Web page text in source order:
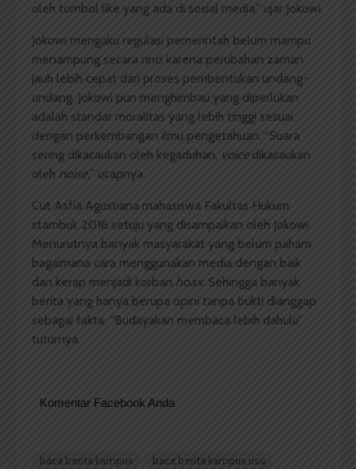
oleh tombol like yang ada di sosial media,” ujar Jokowi.
Jokowi mengaku regulasi pemerintah belum mampu
menampung secara rinci karena perubahan zaman
jauh lebih cepat dari proses pembentukan undang-
undang. Jokowi pun menghimbau yang diperlukan
adalah standar moralitas yang lebih tinggi sesuai
dengan perkembangan ilmu pengetahuan. “Suara
sering dikacaukan oleh kegaduhan, voice dikacaukan
oleh noise,” ucapnya.
Cut Asfia Agustiana mahasiswa Fakultas Hukum
stambuk 2016 setuju yang disampaikan oleh Jokowi.
Menurutnya banyak masyarakat yang belum paham
bagaimana cara menggunakan media dengan baik
dan kerap menjadi korban hoax. Sehingga banyak
berita yang hanya berupa opini tanpa bukti dianggap
sebagai fakta. “Budayakan membaca lebih dahulu”
tuturnya.
Komentar Facebook Anda
baca berita kampus
baca berita kampus usu